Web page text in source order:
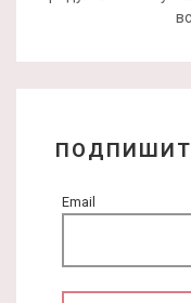
Email